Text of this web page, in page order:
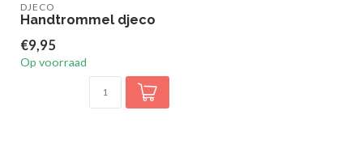
DJECO
Handtrommel djeco
€9,95
Op voorraad